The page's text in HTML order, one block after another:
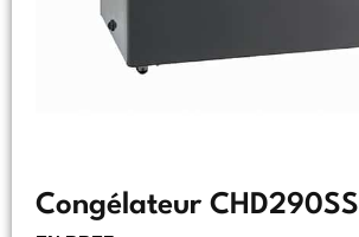
Congélateur CHD290SS